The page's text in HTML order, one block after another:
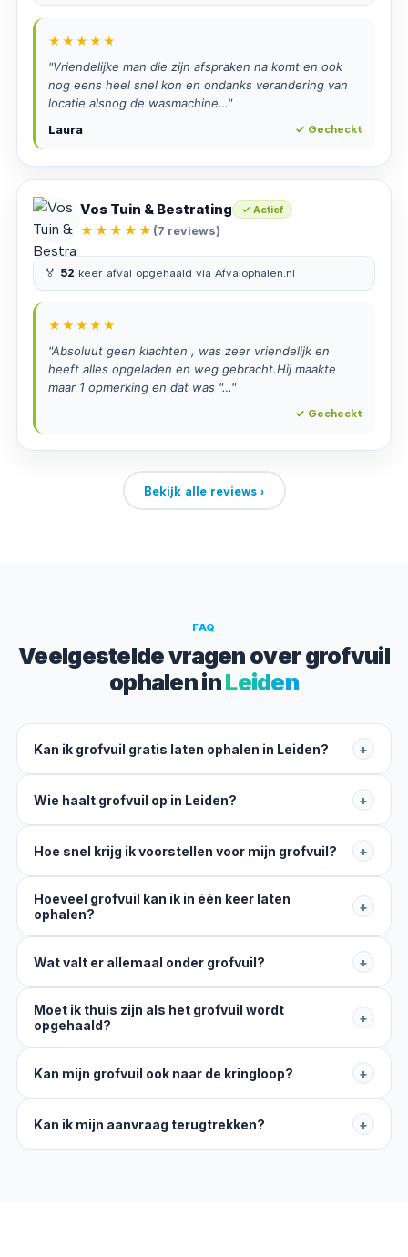
★★★★★
"Vriendelijke man die zijn afspraken na komt en ook
nog eens heel snel kon en ondanks verandering van
locatie alsnog de wasmachine…"
Laura ✓ Gecheckt
Vos Tuin & Bestrating ✓ Actief
★★★★★ (7 reviews)
🏅 52 keer afval opgehaald via Afvalophalen.nl
★★★★★
"Absoluut geen klachten , was zeer vriendelijk en
heeft alles opgeladen en weg gebracht.Hij maakte
maar 1 opmerking en dat was "…"
✓ Gecheckt
Bekijk alle reviews ›
FAQ
Veelgestelde vragen over grofvuil
ophalen inLeiden
Kan ik grofvuil gratis laten ophalen in Leiden? +
Wie haalt grofvuil op in Leiden? +
Hoe snel krijg ik voorstellen voor mijn grofvuil? +
Hoeveel grofvuil kan ik in één keer laten
ophalen?
+
Wat valt er allemaal onder grofvuil? +
Moet ik thuis zijn als het grofvuil wordt
opgehaald?
+
Kan mijn grofvuil ook naar de kringloop? +
Kan ik mijn aanvraag terugtrekken? +